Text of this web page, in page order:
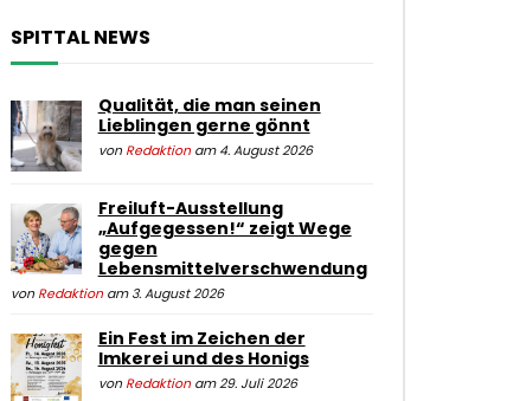
SPITTAL NEWS
Qualität, die man seinen
Lieblingen gerne gönnt
von Redaktionam 4. August 2026
Freiluft-Ausstellung
„Aufgegessen!“ zeigt Wege
gegen
Lebensmittelverschwendung
von Redaktionam 3. August 2026
Ein Fest im Zeichen der
Imkerei und des Honigs
von Redaktionam 29. Juli 2026